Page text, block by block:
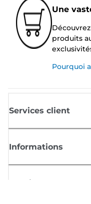
Une
produits
Pourquoi
Services client
Informations
Boutique